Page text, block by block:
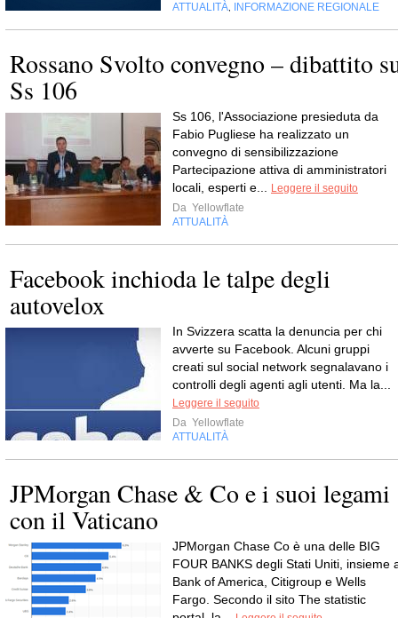
ATTUALITÀ
INFORMAZIONE REGIONALE
Rossano Svolto convegno – dibattito
Ss 106
Ss 106, l'Associazione presieduta da
Fabio Pugliese ha realizzato un
convegno di sensibilizzazione
Partecipazione attiva di amministratori
locali, esperti e...
Leggere il seguito
Da Yellowflate
ATTUALITÀ
Facebook inchioda le talpe degli
autovelox
In Svizzera scatta la denuncia per chi
avverte su Facebook. Alcuni gruppi
creati sul social network segnalavano i
controlli degli agenti agli utenti. Ma la...
Leggere il seguito
Da Yellowflate
ATTUALITÀ
JPMorgan Chase & Co e i suoi legami
con il Vaticano
JPMorgan Chase Co è una delle BIG
FOUR BANKS degli Stati Uniti, insieme
Bank of America, Citigroup e Wells
Fargo. Secondo il sito The statistic